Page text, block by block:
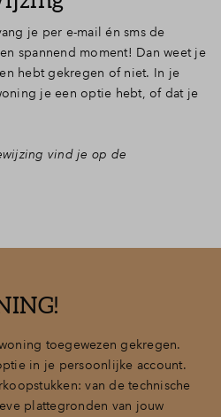
je per e-mail én sms de
spannend moment! Dan weet je
hebt gekregen of niet. In je
je een optie hebt, of dat je
vind je op de
toegewezen gekregen.
in je persoonlijke account.
van de technische
plattegronden van jouw